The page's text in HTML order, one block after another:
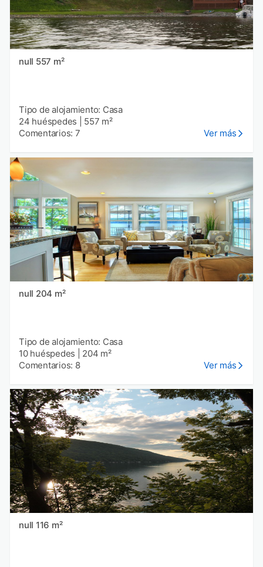
null 557 m²
Tipo de alojamiento: Casa
24 huéspedes
557 m²
Comentarios: 7
Ver más
null 204 m²
Tipo de alojamiento: Casa
10 huéspedes
204 m²
Comentarios: 8
Ver más
null 116 m²